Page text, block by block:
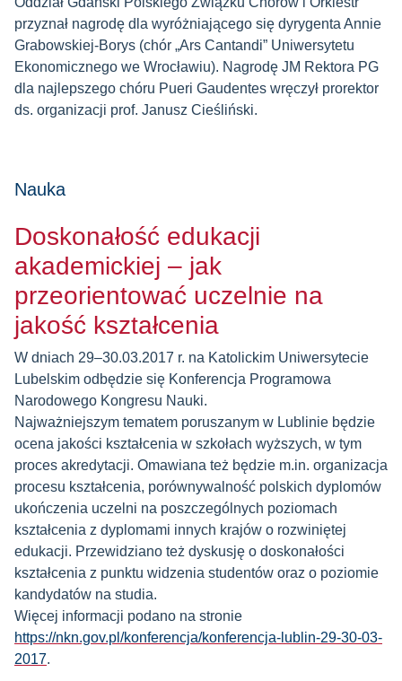
przyznał nagrodę dla wyróżniającego się dyrygenta Annie
Grabowskiej-Borys (chór „Ars Cantandi” Uniwersytetu
Ekonomicznego we Wrocławiu). Nagrodę JM Rektora PG
dla najlepszego chóru Pueri Gaudentes wręczył prorektor
ds. organizacji prof. Janusz Cieśliński.
Nauka
Doskonałość edukacji
akademickiej – jak
przeorientować uczelnie na
jakość kształcenia
W dniach 29–30.03.2017 r. na Katolickim Uniwersytecie
Lubelskim odbędzie się Konferencja Programowa
Narodowego Kongresu Nauki.
Najważniejszym tematem poruszanym w Lublinie będzie
ocena jakości kształcenia w szkołach wyższych, w tym
proces akredytacji. Omawiana też będzie m.in. organizacja
procesu kształcenia, porównywalność polskich dyplomów
ukończenia uczelni na poszczególnych poziomach
kształcenia z dyplomami innych krajów o rozwiniętej
edukacji. Przewidziano też dyskusję o doskonałości
kształcenia z punktu widzenia studentów oraz o poziomie
kandydatów na studia.
Więcej informacji podano na stronie
https://nkn.gov.pl/konferencja/konferencja-lublin-29-30-03-
2017.